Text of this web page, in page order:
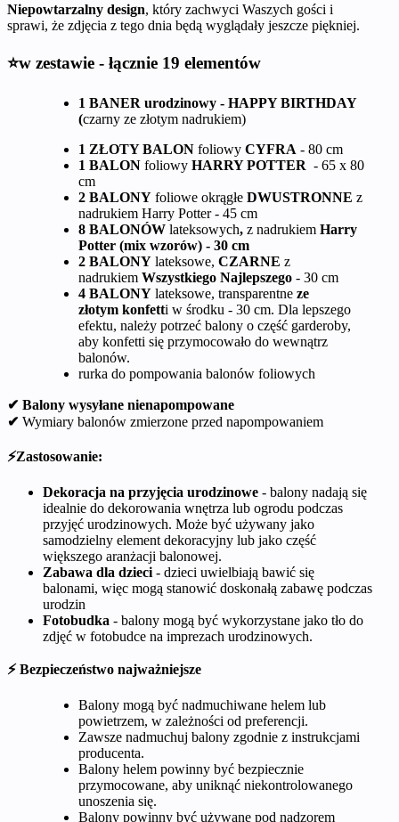
Niepowtarzalny design, który zachwyci Waszych gości i
sprawi, że zdjęcia z tego dnia będą wyglądały jeszcze piękniej.
⭐w zestawie - łącznie 19 elementów
1 BANER urodzinowy - HAPPY BIRTHDAY
(czarny ze złotym nadrukiem)
1 ZŁOTY BALON foliowy CYFRA - 80 cm
1 BALON foliowy HARRY POTTER - 65 x 80
cm
2 BALONY foliowe okrągłe DWUSTRONNE z
nadrukiem Harry Potter - 45 cm
8 BALONÓW lateksowych, z nadrukiem Harry
Potter (mix wzorów) - 30 cm
2 BALONY lateksowe, CZARNE z
nadrukiem Wszystkiego Najlepszego - 30 cm
4 BALONY lateksowe, transparentne ze
złotym konfetti w środku - 30 cm. Dla lepszego
efektu, należy potrzeć balony o część garderoby,
aby konfetti się przymocowało do wewnątrz
balonów.
rurka do pompowania balonów foliowych
✔ Balony wysyłane nienapompowane
✔ Wymiary balonów zmierzone przed napompowaniem
⚡Zastosowanie:
Dekoracja na przyjęcia urodzinowe - balony nadają się
idealnie do dekorowania wnętrza lub ogrodu podczas
przyjęć urodzinowych. Może być używany jako
samodzielny element dekoracyjny lub jako część
większego aranżacji balonowej.
Zabawa dla dzieci - dzieci uwielbiają bawić się
balonami, więc mogą stanowić doskonałą zabawę podczas
urodzin
Fotobudka - balony mogą być wykorzystane jako tło do
zdjęć w fotobudce na imprezach urodzinowych.
⚡ Bezpieczeństwo najważniejsze
Balony mogą być nadmuchiwane helem lub
powietrzem, w zależności od preferencji.
Zawsze nadmuchuj balony zgodnie z instrukcjami
producenta.
Balony helem powinny być bezpiecznie
przymocowane, aby uniknąć niekontrolowanego
unoszenia się.
Balony powinny być używane pod nadzorem